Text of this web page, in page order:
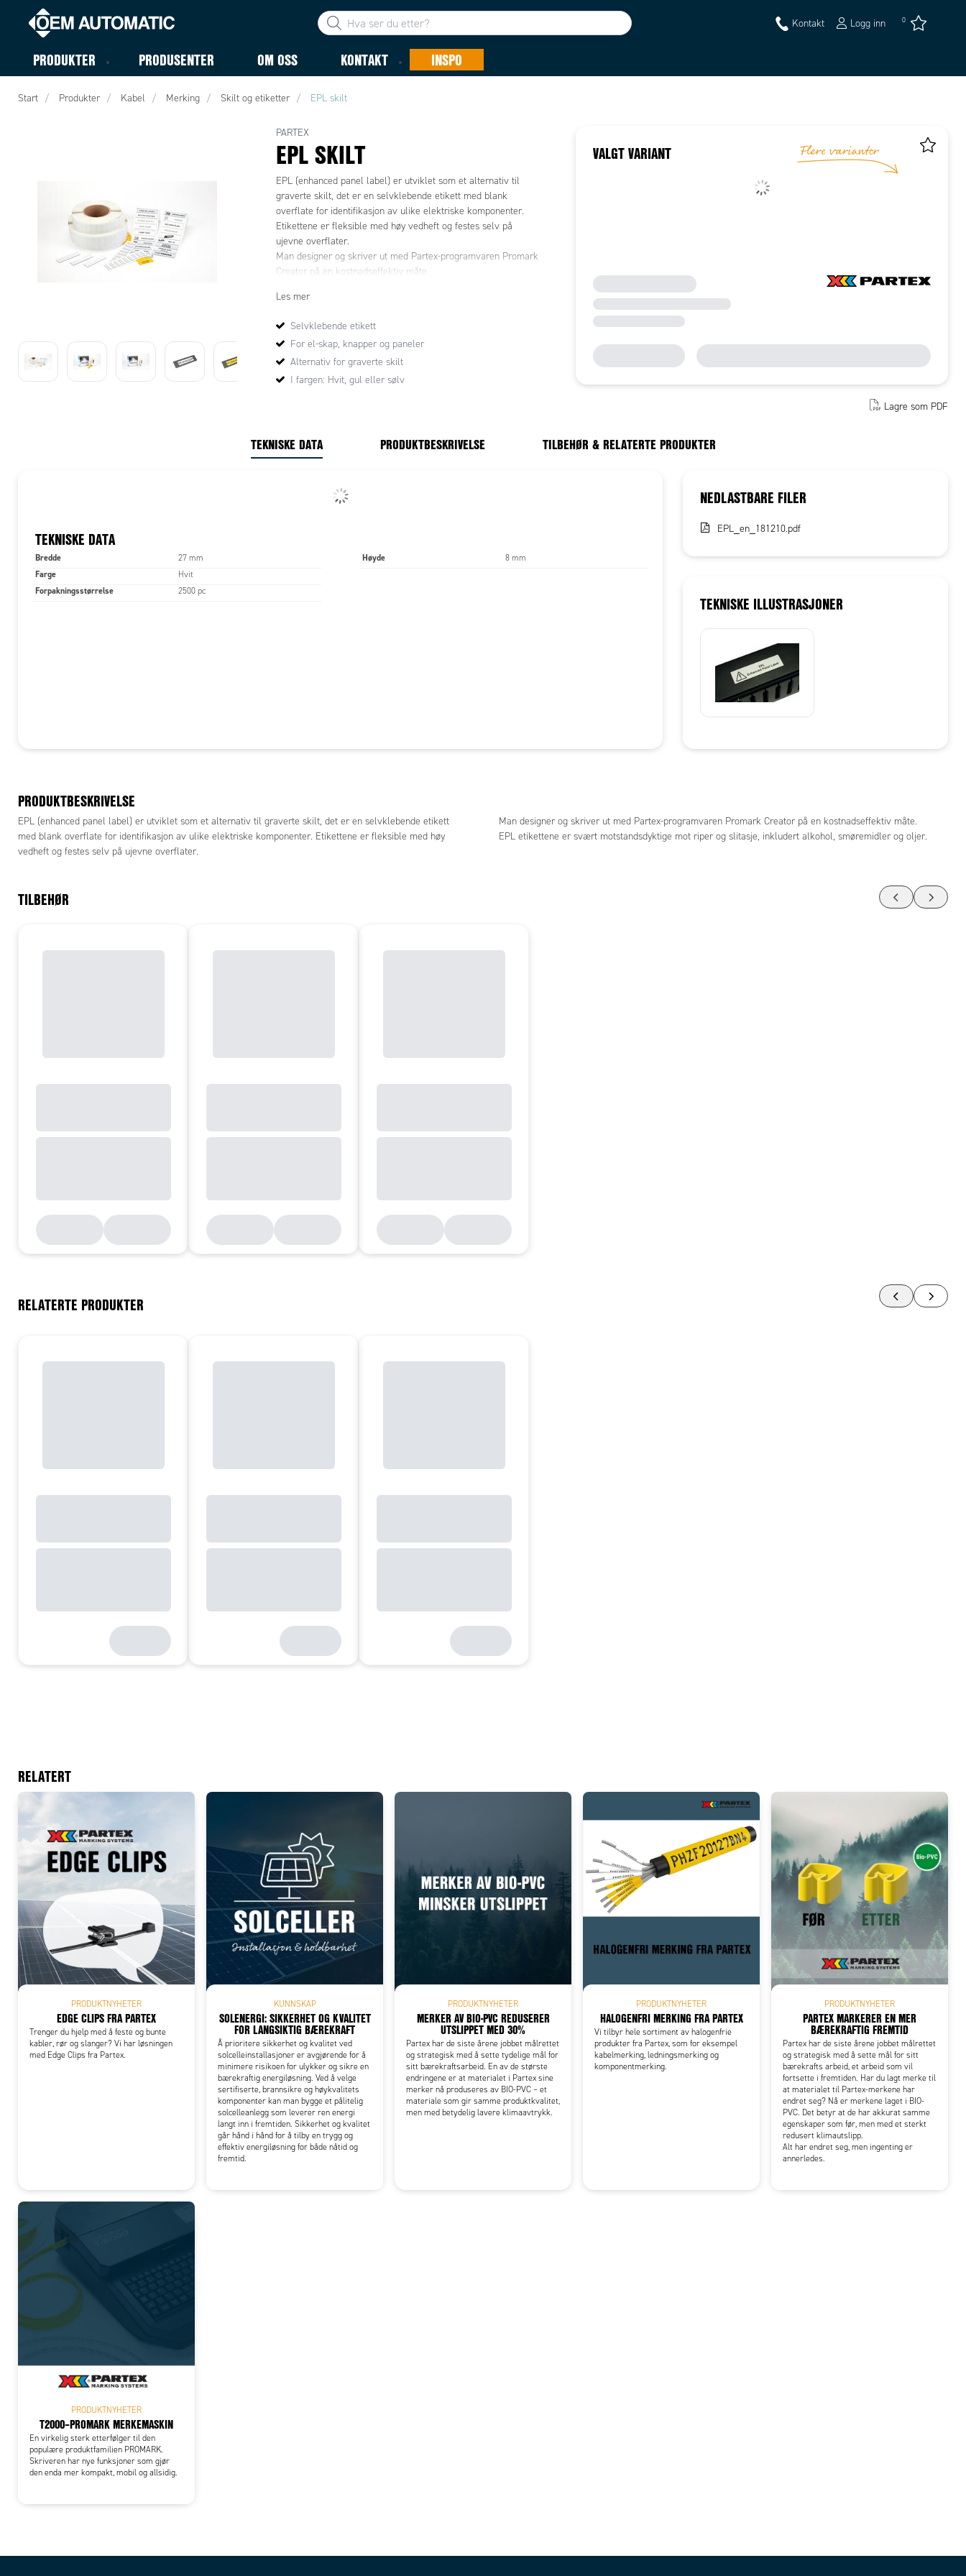
Kontakt Logg inn 0
PRODUKTER PRODUSENTER OM OSS KONTAKT INSPO
Start Produkter Kabel Merking Skilt og etiketter EPL skilt
PARTEX
EPL SKILT
EPL (enhanced panel label) er utviklet som et alternativ til
graverte skilt, det er en selvklebende etikett med blank
overflate for identifikasjon av ulike elektriske komponenter.
Etikettene er fleksible med høy vedheft og festes selv på
ujevne overflater.
Man designer og skriver ut med Partex-programvaren Promark
Creator på en kostnadseffektiv måte.
inkludert alkohol, smøremidler og oljer.
Les mer
Selvklebende etikett
For el-skap, knapper og paneler
Alternativ for graverte skilt
I fargen: Hvit, gul eller sølv
VALGT VARIANT
Lagre som PDF
TEKNISKE DATA PRODUKTBESKRIVELSE TILBEHØR & RELATERTE PRODUKTER
TEKNISKE DATA
Bredde 27 mm
Farge Hvit
Forpakningsstørrelse 2500 pc
Høyde 8 mm
NEDLASTBARE FILER
EPL_en_181210.pdf
TEKNISKE ILLUSTRASJONER
PRODUKTBESKRIVELSE
EPL (enhanced panel label) er utviklet som et alternativ til graverte skilt, det er en selvklebende etikett
med blank overflate for identifikasjon av ulike elektriske komponenter. Etikettene er fleksible med høy
vedheft og festes selv på ujevne overflater.
Man designer og skriver ut med Partex-programvaren Promark Creator på en kostnadseffektiv måte.
EPL etikettene er svært motstandsdyktige mot riper og slitasje, inkludert alkohol, smøremidler og oljer.
TILBEHØR
RELATERTE PRODUKTER
Add to existing cart row
RELATERT
PRODUKTNYHETER
EDGE CLIPS FRA PARTEX
Trenger du hjelp med å feste og bunte
kabler, rør og slanger? Vi har løsningen
med Edge Clips fra Partex.
KUNNSKAP
SOLENERGI: SIKKERHET OG KVALITET
FOR LANGSIKTIG BÆREKRAFT
Å prioritere sikkerhet og kvalitet ved
solcelleinstallasjoner er avgjørende for å
minimere risikoen for ulykker og sikre en
bærekraftig energiløsning. Ved å velge
sertifiserte, brannsikre og høykvalitets
komponenter kan man bygge et pålitelig
solcelleanlegg som leverer ren energi
langt inn i fremtiden. Sikkerhet og kvalitet
går hånd i hånd for å tilby en trygg og
effektiv energiløsning for både nåtid og
fremtid.
PRODUKTNYHETER
MERKER AV BIO-PVC REDUSERER
UTSLIPPET MED 30%
Partex har de siste årene jobbet målrettet
og strategisk med å sette tydelige mål for
sitt bærekraftsarbeid. En av de største
endringene er at materialet i Partex sine
merker nå produseres av BIO-PVC – et
materiale som gir samme produktkvalitet,
men med betydelig lavere klimaavtrykk.
PRODUKTNYHETER
HALOGENFRI MERKING FRA PARTEX
Vi tilbyr hele sortiment av halogenfrie
produkter fra Partex, som for eksempel
kabelmerking, ledningsmerking og
komponentmerking.
PRODUKTNYHETER
PARTEX MARKERER EN MER
BÆREKRAFTIG FREMTID
Partex har de siste årene jobbet målrettet
og strategisk med å sette mål for sitt
bærekrafts arbeid, et arbeid som vil
fortsette i fremtiden. Har du lagt merke til
at materialet til Partex-merkene har
endret seg? Nå er merkene laget i BIO-
PVC. Det betyr at de har akkurat samme
egenskaper som før, men med et sterkt
redusert klimautslipp.
Alt har endret seg, men ingenting er
annerledes.
PRODUKTNYHETER
T2000–PROMARK MERKEMASKIN
En virkelig sterk etterfølger til den
populære produktfamilien PROMARK.
Skriveren har nye funksjoner som gjør
den enda mer kompakt, mobil og allsidig.